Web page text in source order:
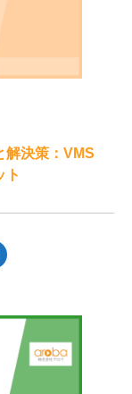
解決策：VMS
ト